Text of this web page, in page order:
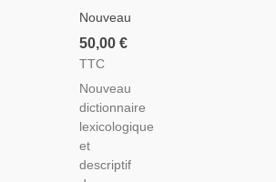
Nouveau
Dictionnaire
Lexicologique
Descriptif
Des
Sciences
Médicales
Et
50,00 €
TTC
Nouveau
dictionnaire
lexicologique
et
descriptif